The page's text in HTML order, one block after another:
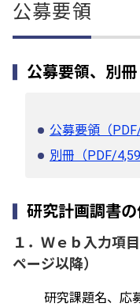
公募要領
公募要領、別冊
公募要領（
別冊（PDF/
研究計画調書
１．Ｗｅｂ入力項
ページ以降）
研究課題名、応